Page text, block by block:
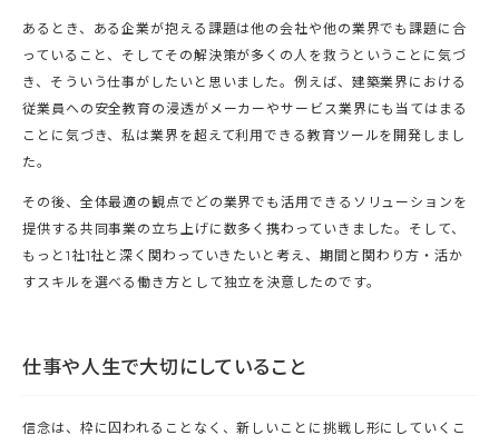
あるとき、ある企業が抱える課題は他の会社や他の業界でも課題に合
っていること、そしてその解決策が多くの人を救うということに気づ
き、そういう仕事がしたいと思いました。例えば、建築業界における
従業員への安全教育の浸透がメーカーやサービス業界にも当てはまる
ことに気づき、私は業界を超えて利用できる教育ツールを開発しまし
た。
その後、全体最適の観点でどの業界でも活用できるソリューションを
提供する共同事業の立ち上げに数多く携わっていきました。そして、
もっと1社1社と深く関わっていきたいと考え、期間と関わり方・活か
すスキルを選べる働き方として独立を決意したのです。
仕事や人生で大切にしていること
信念は、枠に囚われることなく、新しいことに挑戦し形にしていくこ